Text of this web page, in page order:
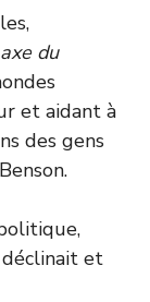
axe du
et aidant à
des gens
déclinait et